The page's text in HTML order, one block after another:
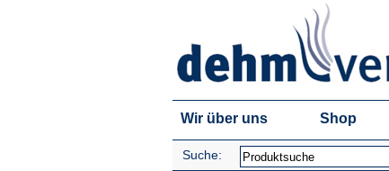
Wir über uns Shop
Suche: